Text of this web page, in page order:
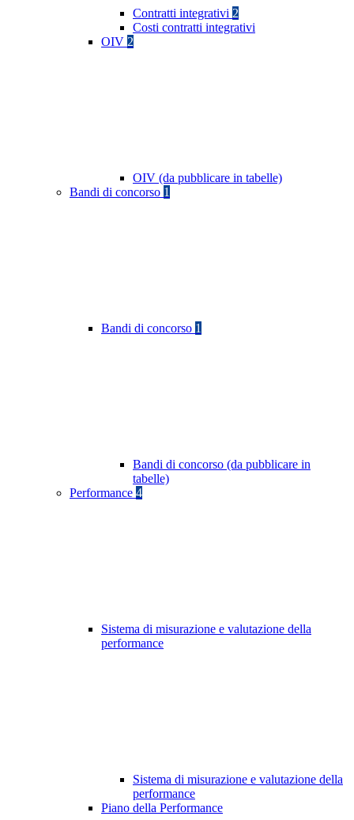
Contratti integrativi 2
Costi contratti integrativi
OIV 2
OIV (da pubblicare in tabelle)
Bandi di concorso 1
Bandi di concorso 1
Bandi di concorso (da pubblicare in
tabelle)
Performance 4
Sistema di misurazione e valutazione della
performance
Sistema di misurazione e valutazione della
performance
Piano della Performance